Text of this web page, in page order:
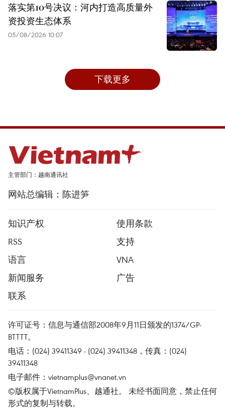
落实第10号决议：河内打造高质量外
资投资生态体系
05/08/2026 10:07
下载更多
主管部门：越南通讯社
网站总编辑：陈进笋
知识产权
使用条款
RSS
支持
语言
VNA
新闻服务
广告
联系
许可证号：信息与通信部2008年9月11日颁发的1374/GP-
BTTTT。
电话：(024) 39411349 - (024) 39411348，传真：(024)
39411348
电子邮件： vietnamplus@vnanet.vn
©版权属于VietnamPlus、越通社。 未经书面同意，禁止任何
形式的复制与转载。